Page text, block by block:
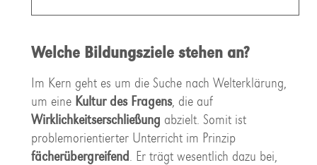
Welche Bildungsziele stehen an?
Im Kern geht es um die Suche nach Welterklärung,
um eine Kultur des Fragens, die auf
Wirklichkeitserschließung abzielt. Somit ist
problemorientierter Unterricht im Prinzip
fächerübergreifend. Er trägt wesentlich dazu bei,